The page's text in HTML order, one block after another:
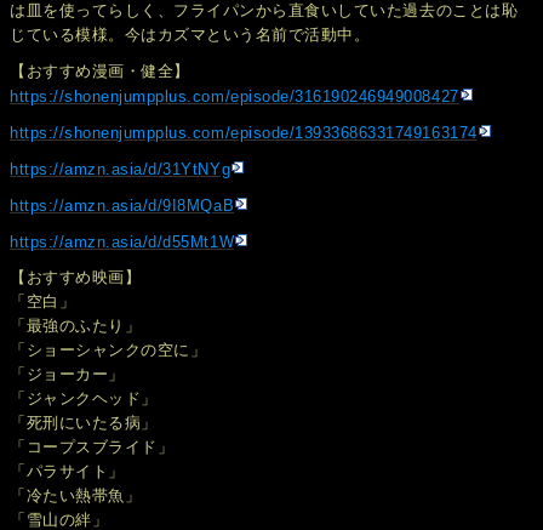
は皿を使ってらしく、フライパンから直食いしていた過去のことは恥
じている模様。今はカズマという名前で活動中。
【おすすめ漫画・健全】
https://shonenjumpplus.com/episode/316190246949008427
https://shonenjumpplus.com/episode/13933686331749163174
https://amzn.asia/d/31YtNYg
https://amzn.asia/d/9I8MQaB
https://amzn.asia/d/d55Mt1W
【おすすめ映画】
「空白」
「最強のふたり」
「ショーシャンクの空に」
「ジョーカー」
「ジャンクヘッド」
「死刑にいたる病」
「コープスブライド」
「パラサイト」
「冷たい熱帯魚」
「雪山の絆」